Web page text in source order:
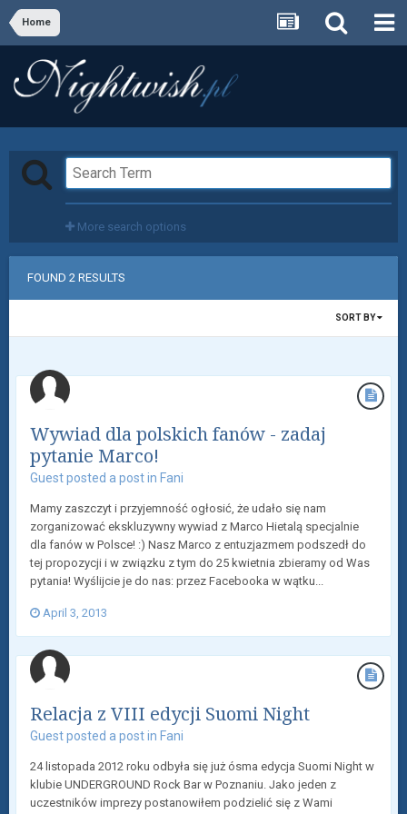
Home
More search options
FOUND 2 RESULTS
SORT BY
Wywiad dla polskich fanów - zadaj
pytanie Marco!
Guest posted a post in Fani
Mamy zaszczyt i przyjemność ogłosić, że udało się nam
zorganizować ekskluzywny wywiad z Marco Hietalą specjalnie
dla fanów w Polsce! :) Nasz Marco z entuzjazmem podszedł do
tej propozycji i w związku z tym do 25 kwietnia zbieramy od Was
pytania! Wyślijcie je do nas: przez Facebooka w wątku...
April 3, 2013
Relacja z VIII edycji Suomi Night
Guest posted a post in Fani
24 listopada 2012 roku odbyła się już ósma edycja Suomi Night w
klubie UNDERGROUND Rock Bar w Poznaniu. Jako jeden z
uczestników imprezy postanowiłem podzielić się z Wami